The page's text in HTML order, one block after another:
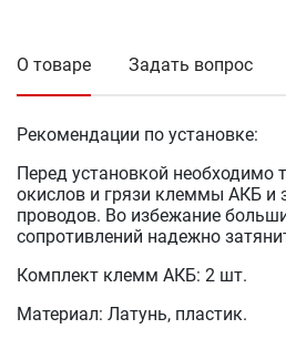
О товаре Задать вопрос
Рекомендации по установке:
Перед установкой необходимо
окислов и грязи клеммы АКБ и
проводов. Во избежание
сопротивлений надежно
Комплект клемм АКБ: 2 шт.
Материал: Латунь, пластик.